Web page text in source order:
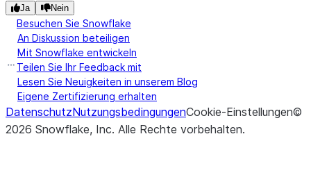
Ja Nein
Besuchen Sie Snowflake
An Diskussion beteiligen
Mit Snowflake entwickeln
Teilen Sie Ihr Feedback mit
Lesen Sie Neuigkeiten in unserem Blog
Eigene Zertifizierung erhalten
DatenschutzNutzungsbedingungenCookie-Einstellungen©
2026 Snowflake, Inc. Alle Rechte vorbehalten.